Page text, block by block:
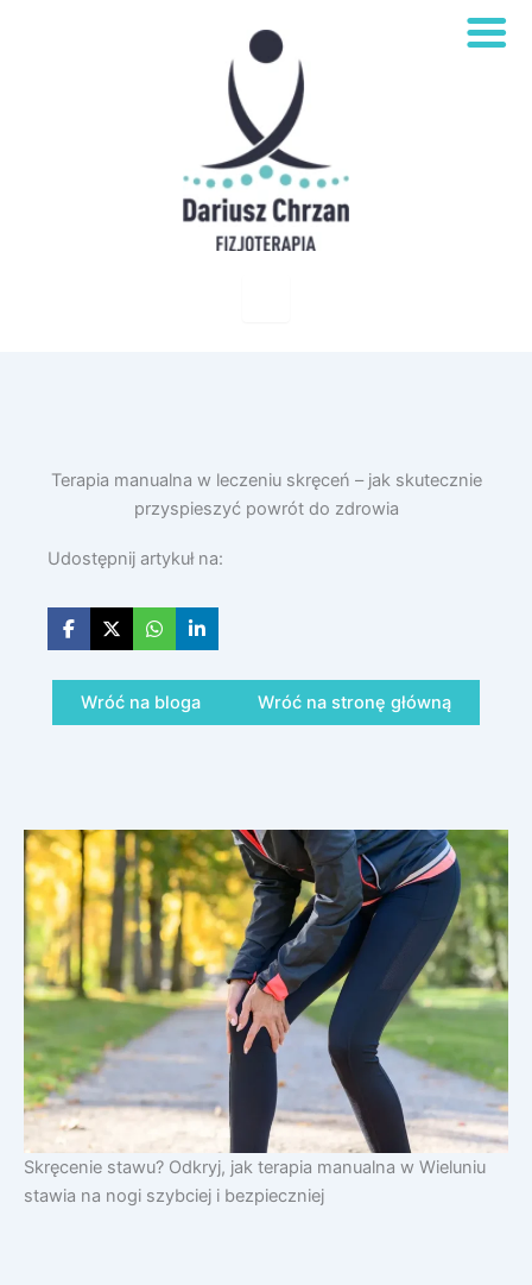
Terapia manualna w leczeniu skręceń – jak skutecznie
przyspieszyć powrót do zdrowia
Udostępnij artykuł na:
Wróć na bloga Wróć na stronę główną
Skręcenie stawu? Odkryj, jak terapia manualna w Wieluniu
stawia na nogi szybciej i bezpieczniej